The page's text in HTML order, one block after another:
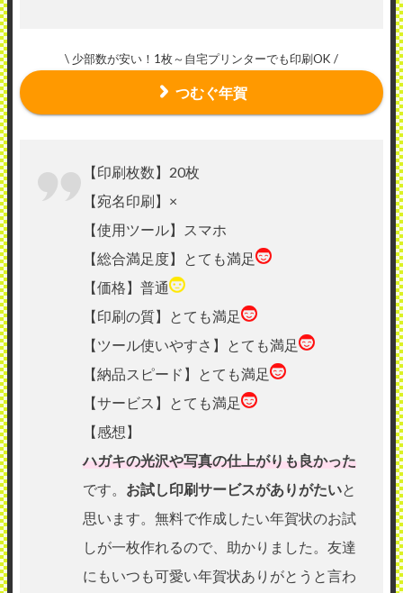
\ 少部数が安い！1枚～自宅プリンターでも印刷OK /
つむぐ年賀
【印刷枚数】20枚
【宛名印刷】×
【使用ツール】スマホ
【総合満足度】とても満足
【価格】普通
【印刷の質】とても満足
【ツール使いやすさ】とても満足
【納品スピード】とても満足
【サービス】とても満足
【感想】
ハガキの光沢や写真の仕上がりも良かった
です。 お試し印刷サービスがありがたいと
思います。無料で作成したい年賀状のお試
しが一枚作れるので、助かりました。友達
にもいつも可愛い年賀状ありがとうと言わ